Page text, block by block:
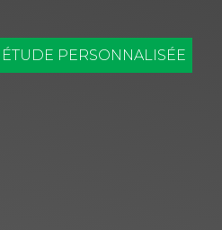
ÉTUDE PERSONNALISÉE